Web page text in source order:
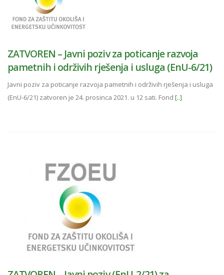
ZATVOREN – Javni poziv za poticanje razvoja
pametnih i održivih rješenja i usluga (EnU-6/21)
Javni poziv za poticanje razvoja pametnih i održivih rješenja i usluga
(EnU-6/21) zatvoren je 24. prosinca 2021. u 12 sati. Fond [..]